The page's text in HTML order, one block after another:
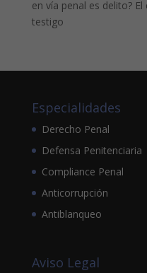
en vía penal es delito?
testigo
Especialidades
Derecho Penal
Defensa Penitenciaria
Compliance Penal
Anticorrupción
Antiblanqueo
Aviso Legal